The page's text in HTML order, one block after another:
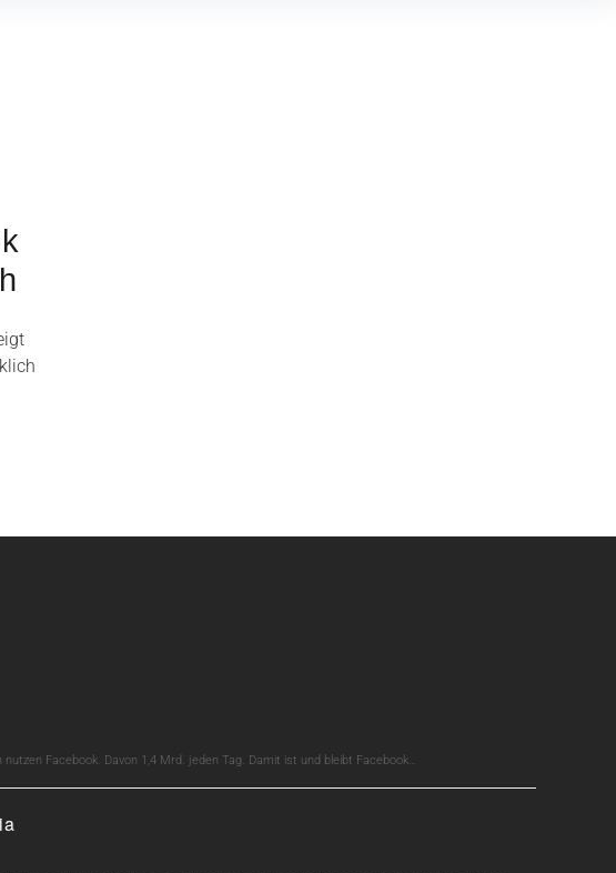
Facebook. Davon 1,4 Mrd. jeden Tag. Damit ist und bleibt Facebook…